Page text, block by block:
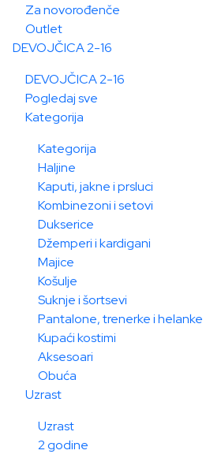
Za novorođenče
Outlet
DEVOJČICA 2-16
DEVOJČICA 2-16
Pogledaj sve
Kategorija
Kategorija
Haljine
Kaputi, jakne i prsluci
Kombinezoni i setovi
Dukserice
Džemperi i kardigani
Majice
Košulje
Suknje i šortsevi
Pantalone, trenerke i helanke
Kupaći kostimi
Aksesoari
Obuća
Uzrast
Uzrast
2 godine